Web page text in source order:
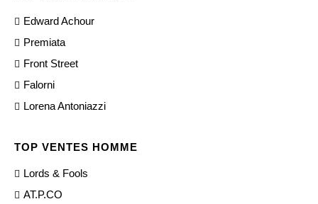
Edward Achour
Premiata
Front Street
Falorni
Lorena Antoniazzi
TOP VENTES HOMME
Lords & Fools
AT.P.CO